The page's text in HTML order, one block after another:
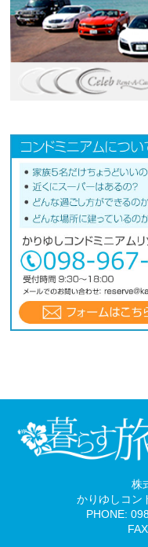
株
かりゆしコン
PHONE: